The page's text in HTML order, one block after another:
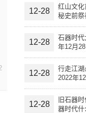
12-28
红山文化
秘史前祭
时代全攻
12-28
石器时
年12月28
12-28
行走江
2022年
12-28
旧石器
器时代什